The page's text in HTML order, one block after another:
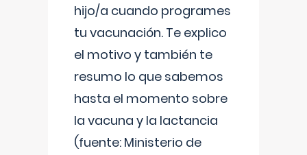
hijo/a cuando programes
tu vacunación. Te explico
el motivo y también te
resumo lo que sabemos
hasta el momento sobre
la vacuna y la lactancia
(fuente: Ministerio de